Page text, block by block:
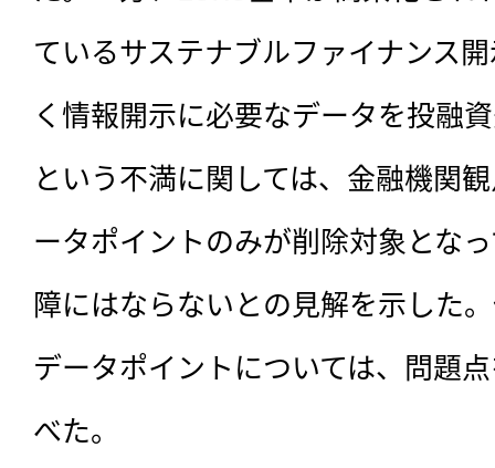
ているサステナブルファイナンス
く情報開示に必要なデータを投融
という不満に関しては、金融機関
ータポイントのみが削除対象とな
障にはならないとの見解を示した
データポイントについては、問題
べた。